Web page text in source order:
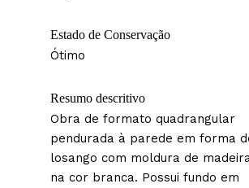
Estado de Conservação
Ótimo
Resumo descritivo
Obra de formato quadrangular
pendurada à parede em forma
losango com moldura de
na cor branca. Possui fundo em